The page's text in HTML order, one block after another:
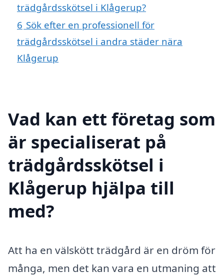
trädgårdsskötsel i Klågerup?
6 Sök efter en professionell för
trädgårdsskötsel i andra städer nära
Klågerup
Vad kan ett företag som
är specialiserat på
trädgårdsskötsel i
Klågerup hjälpa till
med?
Att ha en välskött trädgård är en dröm för
många, men det kan vara en utmaning att